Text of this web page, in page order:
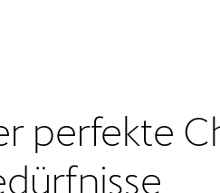
perfekte